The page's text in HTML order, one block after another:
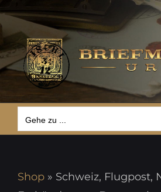
Zum
Inhalt
springen
Gehe zu ...
Gehe zu ...
Shop » Schweiz, Flugpost,